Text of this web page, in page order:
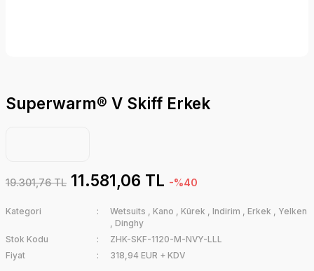
Superwarm® V Skiff Erkek
19.301,76 TL 11.581,06 TL -%40
Kategori Wetsuits , Kano , Kürek , Indirim , Erkek , Yelken
, Dinghy
Stok Kodu
ZHK-SKF-1120-M-NVY-LLL
Fiyat
318,94 EUR + KDV